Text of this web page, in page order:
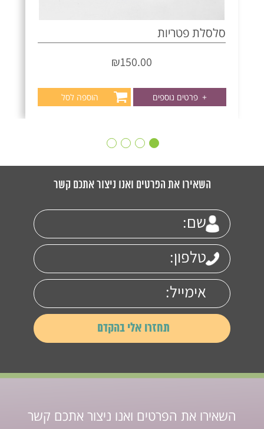
סלסלת פטריות
₪150.00
+ פרטים נוספים הוספה לסל
השאירו את הפרטים ואנו ניצור אתכם קשר
השאירו את הפרטים ואנו ניצור אתכם קשר